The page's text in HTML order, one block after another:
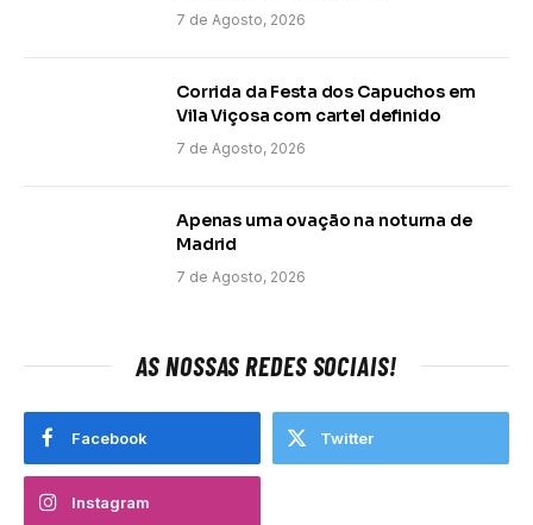
7 de Agosto, 2026
Corrida da Festa dos Capuchos em
Vila Viçosa com cartel definido
7 de Agosto, 2026
Apenas uma ovação na noturna de
Madrid
7 de Agosto, 2026
AS NOSSAS REDES SOCIAIS!
Facebook Twitter
Instagram